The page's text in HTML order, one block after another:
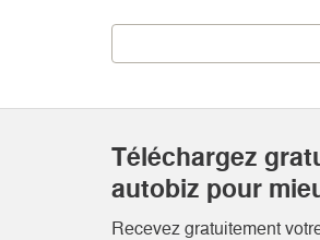
Téléchargez
autobiz pour
Recevez gratuitement